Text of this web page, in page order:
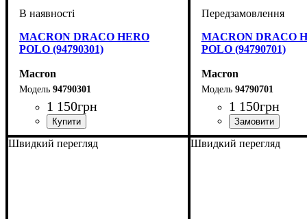
MACRON DRACO HERO
POLO (94790301)
Macron
94790301
1 150грн
Виробник: Macron
Колір: Синій
MACRON DRACO
POLO (94790701)
Macron
94790701
1 150грн
Виробник: Macron
Колір: Темно-синій
Швидкий перегляд Швидкий перегляд